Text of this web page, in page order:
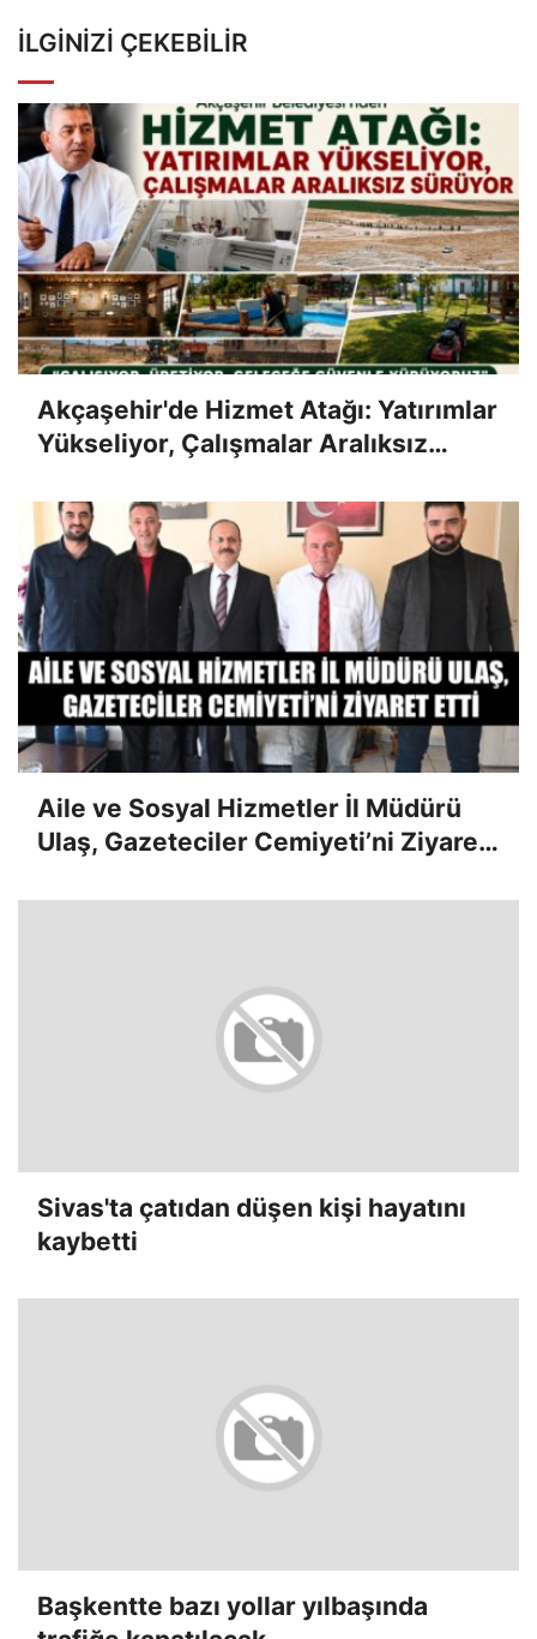
İLGINIZI ÇEKEBILIR
Akçaşehir'de Hizmet Atağı: Yatırımlar
Yükseliyor, Çalışmalar Aralıksız
Aile ve Sosyal Hizmetler İl Müdürü
Ulaş, Gazeteciler Cemiyeti’ni Ziyaret
Sivas'ta çatıdan düşen kişi hayatını
kaybetti
Başkentte bazı yollar yılbaşında